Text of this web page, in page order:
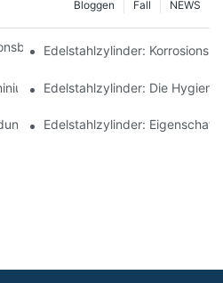
NEWS
Fall
Bloggen
Und Verwendung1
Edelstahlzylinder:
Welcher Ist Besser?
Edelstahlzylinder: Die
In Meeres- Und Offshore -
Edelstahlzylinder: